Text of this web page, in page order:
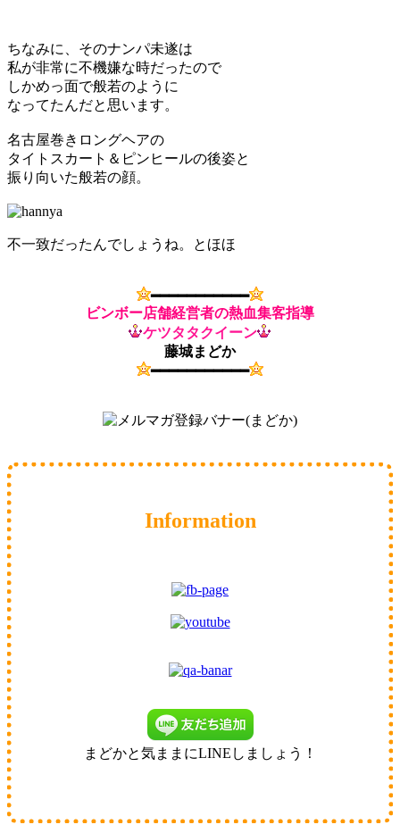
ちなみに、そのナンパ未遂は
私が非常に不機嫌な時だったので
しかめっ面で般若のように
なってたんだと思います。
名古屋巻きロングヘアの
タイトスカート＆ピンヒールの後姿と
振り向いた般若の顔。
不一致だったんでしょうね。とほほ
━━━━━━━━━━━
ビンボー店舗経営者の熱血集客指導
ケツタタクイーン
藤城まどか
━━━━━━━━━━━
Information
まどかと気ままにLINEしましょう！